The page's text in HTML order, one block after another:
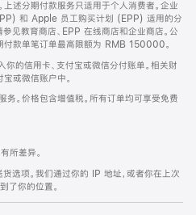
述分期付款服务只适用于个人消费者。企业
和 Apple 员工购买计划 (EPP) 适用的分
见教育商店、EPP 在线商店和企业商店。公
付款单笔订单最高限额为 RMB 150000。
你的信用卡、支付宝或微信分付账单。相关财
或微信账户中。
。价格包含增值税。所有订单均可享受免费
所差异。
选项。我们通过你的 IP 地址，或者你在上次
了你的位置。